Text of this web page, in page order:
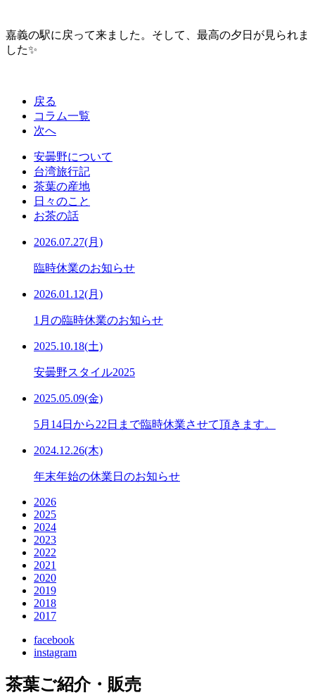
嘉義の駅に戻って来ました。そして、最高の夕日が見られま
した✨
戻る
コラム一覧
次へ
安曇野について
台湾旅行記
茶葉の産地
日々のこと
お茶の話
2026.07.27(月)
臨時休業のお知らせ
2026.01.12(月)
1月の臨時休業のお知らせ
2025.10.18(土)
安曇野スタイル2025
2025.05.09(金)
5月14日から22日まで臨時休業させて頂きます。
2024.12.26(木)
年末年始の休業日のお知らせ
2026
2025
2024
2023
2022
2021
2020
2019
2018
2017
facebook
instagram
茶葉ご紹介・販売